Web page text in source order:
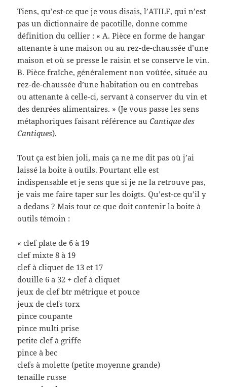
Tiens, qu’est-ce que je vous disais, l’ATILF, qui n’est
pas un dictionnaire de pacotille, donne comme
définition du cellier : « A. Pièce en forme de hangar
attenante à une maison ou au rez-de-chaussée d’une
maison et où se presse le raisin et se conserve le vin.
B. Pièce fraîche, généralement non voûtée, située au
rez-de-chaussée d’une habitation ou en contrebas
ou attenante à celle-ci, servant à conserver du vin et
des denrées alimentaires. » (Je vous passe les sens
métaphoriques faisant référence auCantique des
Cantiques).
Tout ça est bien joli, mais ça ne me dit pas où j’ai
laissé la boite à outils. Pourtant elle est
indispensable et je sens que si je ne la retrouve pas,
je vais me faire taper sur les doigts. Qu’est-ce qu’il y
a dedans ? Mais tout ce que doit contenir la boite à
outils témoin :
« clef plate de 6 à 19
clef mixte 8 à 19
clef à cliquet de 13 et 17
douille 6 a 32 + clef à cliquet
jeux de clef btr métrique et pouce
jeux de clefs torx
pince coupante
pince multi prise
petite clef à griffe
pince à bec
clefs à molette (petite moyenne grande)
tenaille russe